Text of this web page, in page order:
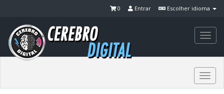
Escolher idioma
Entrar
0